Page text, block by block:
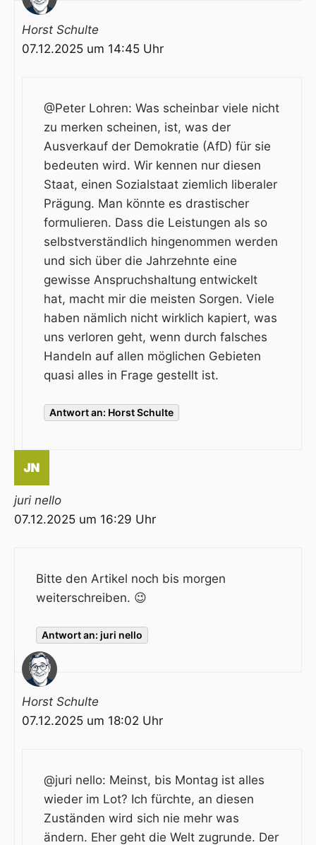
Horst Schulte
07.12.2025 um 14:45 Uhr
@Peter Lohren: Was scheinbar viele nicht
zu merken scheinen, ist, was der
Ausverkauf der Demokratie (AfD) für sie
bedeuten wird. Wir kennen nur diesen
Staat, einen Sozialstaat ziemlich liberaler
Prägung. Man könnte es drastischer
formulieren. Dass die Leistungen als so
selbstverständlich hingenommen werden
und sich über die Jahrzehnte eine
gewisse Anspruchshaltung entwickelt
hat, macht mir die meisten Sorgen. Viele
haben nämlich nicht wirklich kapiert, was
uns verloren geht, wenn durch falsches
Handeln auf allen möglichen Gebieten
quasi alles in Frage gestellt ist.
Antwort an: Horst Schulte
juri nello
07.12.2025 um 16:29 Uhr
Bitte den Artikel noch bis morgen
weiterschreiben. 😉
Antwort an: juri nello
Horst Schulte
07.12.2025 um 18:02 Uhr
@juri nello: Meinst, bis Montag ist alles
wieder im Lot? Ich fürchte, an diesen
Zuständen wird sich nie mehr was
ändern. Eher geht die Welt zugrunde. Der